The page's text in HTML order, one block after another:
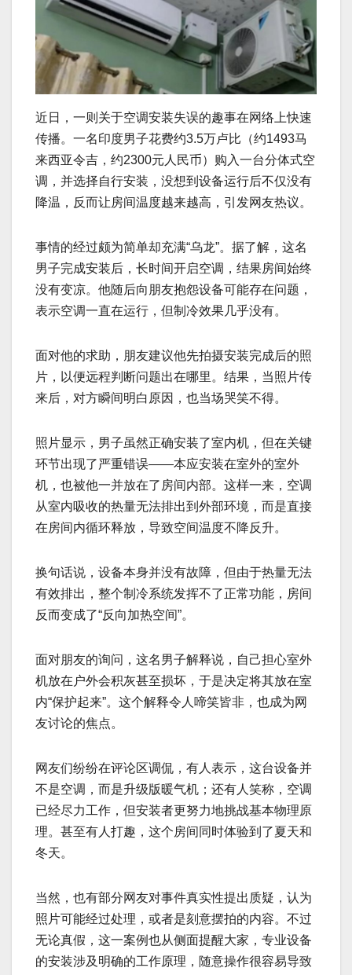
近日，一则关于空调安装失误的趣事在网络上快速
传播。一名印度男子花费约3.5万卢比（约1493马
来西亚令吉，约2300元人民币）购入一台分体式空
调，并选择自行安装，没想到设备运行后不仅没有
降温，反而让房间温度越来越高，引发网友热议。
事情的经过颇为简单却充满“乌龙”。据了解，这名
男子完成安装后，长时间开启空调，结果房间始终
没有变凉。他随后向朋友抱怨设备可能存在问题，
表示空调一直在运行，但制冷效果几乎没有。
面对他的求助，朋友建议他先拍摄安装完成后的照
片，以便远程判断问题出在哪里。结果，当照片传
来后，对方瞬间明白原因，也当场哭笑不得。
照片显示，男子虽然正确安装了室内机，但在关键
环节出现了严重错误——本应安装在室外的室外
机，也被他一并放在了房间内部。这样一来，空调
从室内吸收的热量无法排出到外部环境，而是直接
在房间内循环释放，导致空间温度不降反升。
换句话说，设备本身并没有故障，但由于热量无法
有效排出，整个制冷系统发挥不了正常功能，房间
反而变成了“反向加热空间”。
面对朋友的询问，这名男子解释说，自己担心室外
机放在户外会积灰甚至损坏，于是决定将其放在室
内“保护起来”。这个解释令人啼笑皆非，也成为网
友讨论的焦点。
网友们纷纷在评论区调侃，有人表示，这台设备并
不是空调，而是升级版暖气机；还有人笑称，空调
已经尽力工作，但安装者更努力地挑战基本物理原
理。甚至有人打趣，这个房间同时体验到了夏天和
冬天。
当然，也有部分网友对事件真实性提出质疑，认为
照片可能经过处理，或者是刻意摆拍的内容。不过
无论真假，这一案例也从侧面提醒大家，专业设备
的安装涉及明确的工作原理，随意操作很容易导致